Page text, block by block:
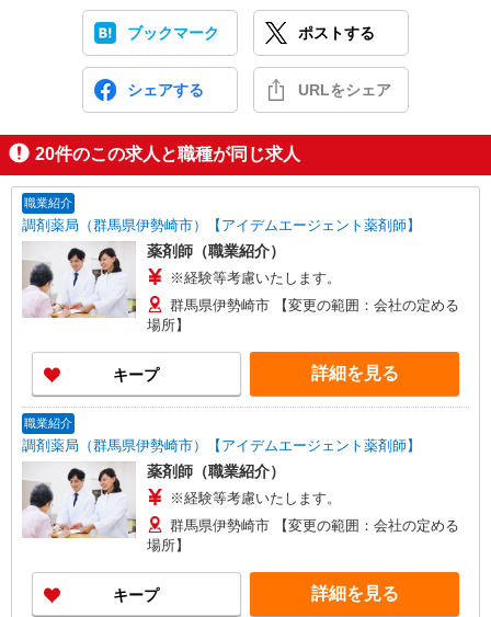
ブックマーク ポストする
シェアする URLをシェア
20件のこの求人と職種が同じ求人
職業紹介
調剤薬局（群馬県伊勢崎市）【アイデムエージェント薬剤師】
薬剤師（職業紹介）
※経験等考慮いたします。
群馬県伊勢崎市 【変更の範囲：会社の定める
場所】
キープ 詳細を見る
職業紹介
調剤薬局（群馬県伊勢崎市）【アイデムエージェント薬剤師】
薬剤師（職業紹介）
※経験等考慮いたします。
群馬県伊勢崎市 【変更の範囲：会社の定める
場所】
キープ 詳細を見る